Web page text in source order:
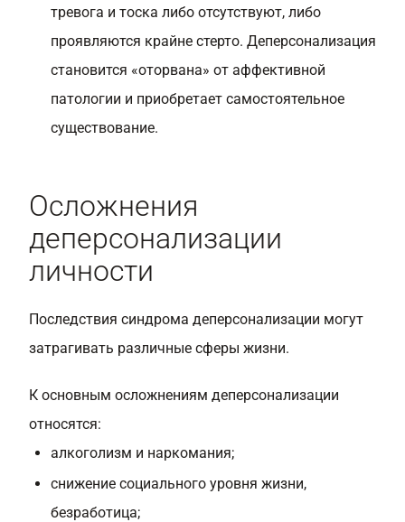
тревога и тоска либо отсутствуют, либо
проявляются крайне стерто. Деперсонализация
становится «оторвана» от аффективной
патологии и приобретает самостоятельное
существование.
Осложнения
деперсонализации
личности
Последствия синдрома деперсонализации могут
затрагивать различные сферы жизни.
К основным осложнениям деперсонализации
относятся:
алкоголизм и наркомания;
снижение социального уровня жизни,
безработица;